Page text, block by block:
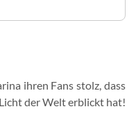
ihren Fans stolz, dass
der Welt erblickt hat!